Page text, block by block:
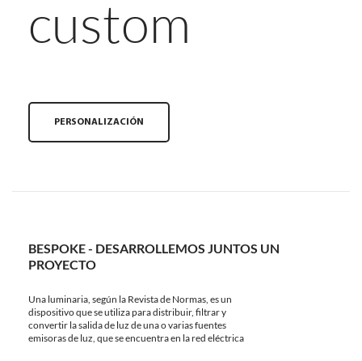
custom
PERSONALIZACIÓN
BESPOKE - DESARROLLEMOS JUNTOS UN
PROYECTO
Una luminaria, según la Revista de Normas, es un
dispositivo que se utiliza para distribuir, filtrar y
convertir la salida de luz de una o varias fuentes
emisoras de luz, que se encuentra en la red eléctrica